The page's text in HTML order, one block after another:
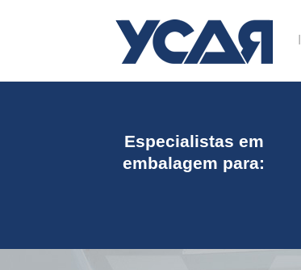
Especialistas em
embalagem para: